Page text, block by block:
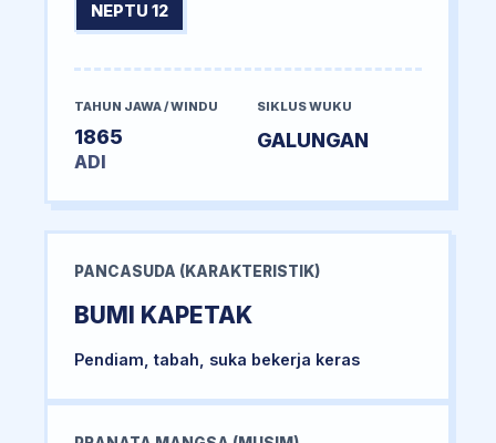
NEPTU 12
TAHUN JAWA / WINDU
1865
ADI
SIKLUS WUKU
GALUNGAN
PANCASUDA (KARAKTERISTIK)
BUMI KAPETAK
Pendiam, tabah, suka bekerja keras